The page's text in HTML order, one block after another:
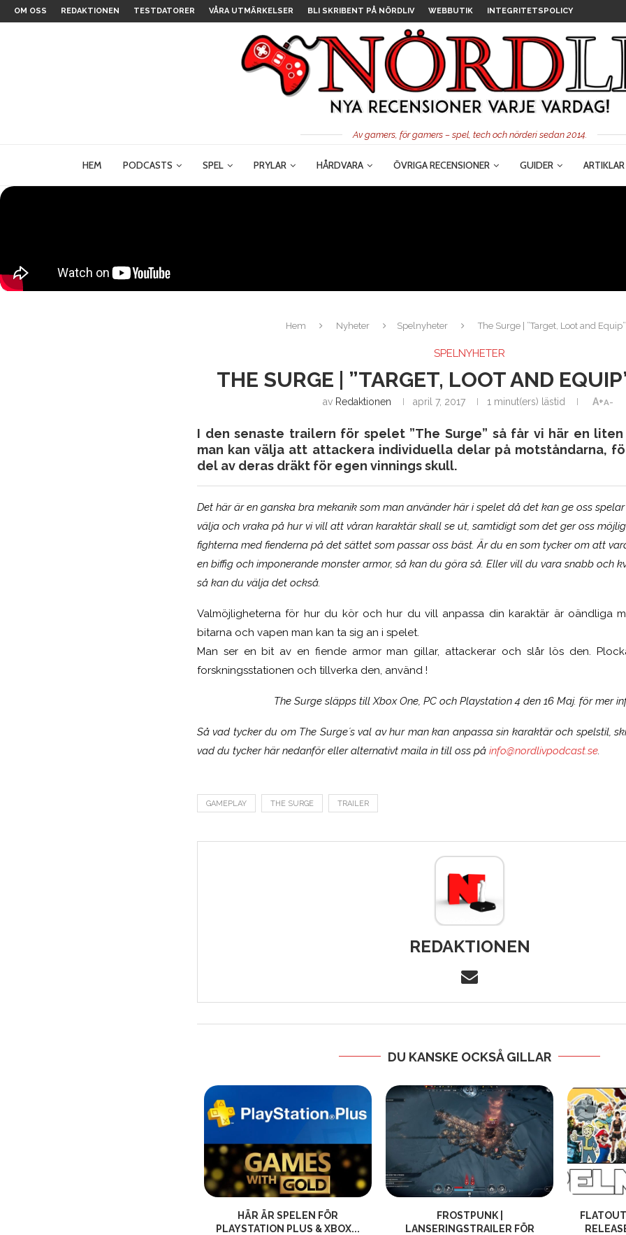
OM OSS REDAKTIONEN TESTDATORER VÅRA UTMÄRKELSER BLI SKRIBENT PÅ NÖRDLIV WEBBUTIK INTEGRITETSPOLICY
Av gamers, för gamers – spel, tech och nörderi sedan 2014.
HEM PODCASTS SPEL PRYLAR HÅRDVARA ÖVRIGA RECENSIONER GUIDER ARTIKLAR
Hem Nyheter Spelnyheter The Surge | ”Target, Loot and
SPELNYHETER
THE SURGE | ”TARGET, LOOT AND
av Redaktionen april 7, 2017 1 minut(ers) lästid A+A-
I den senaste trailern för spelet ”The Surge” så får vi här en
man kan välja att attackera individuella delar på motståndarna,
del av deras dräkt för egen vinnings skull.
Det här är en ganska bra mekanik som man använder här i spelet då det kan ge oss
välja och vraka på hur vi vill att våran karaktär skall se ut, samtidigt som det ger oss
fighterna med fienderna på det sättet som passar oss bäst. Är du en som tycker om att
en biffig och imponerande monster armor, så kan du göra så. Eller vill du vara snabb och
så kan du välja det också.
Valmöjligheterna för hur du kör och hur du vill anpassa din karaktär är oändliga
bitarna och vapen man kan ta sig an i spelet.
Man ser en bit av en fiende armor man gillar, attackerar och slår lös den.
forskningsstationen och tillverka den, använd !
The Surge släpps till Xbox One, PC och Playstation 4 den 16 Maj. för mer
Så vad tycker du om The Surge´s val av hur man kan anpassa sin karaktär och spelstil,
vad du tycker här nedanför eller alternativt maila in till oss på info@nordlivpodcast.se.
GAMEPLAY THE SURGE TRAILER
REDAKTIONEN
DU KANSKE OCKSÅ GILLAR
HÄR ÄR SPELEN FÖR
PLAYSTATION PLUS & XBOX...
FROSTPUNK |
LANSERINGSTRAILER FÖR